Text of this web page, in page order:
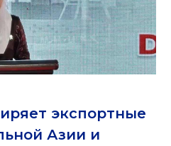
экспортные
Азии и